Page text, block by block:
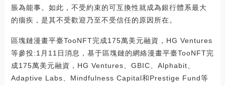
脹為能事。如此，不受約束的可互換性就成為銀行體系最大
的痼疾，是其不受歡迎乃至不受信任的原因所在。
區塊鏈漫畫平臺TooNFT完成175萬美元融資，HG Ventures
等參投:1月11日消息，基于區塊鏈的網絡漫畫平臺TooNFT完
成175萬美元融資，HG Ventures、GBIC、Alphabit、
Adaptive Labs、Mindfulness Capital和Prestige Fund等